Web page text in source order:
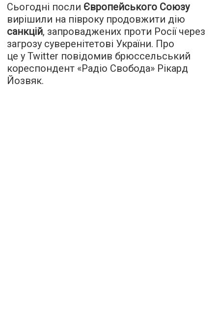
Сьогодні посли Європейського Союзу
вирішили на півроку продовжити дію
санкцій, запроваджених проти Росії через
загрозу суверенітетові України. Про
це у Twitter повідомив брюссельський
кореспондент «Радіо Свобода» Рікард
Йозвяк.